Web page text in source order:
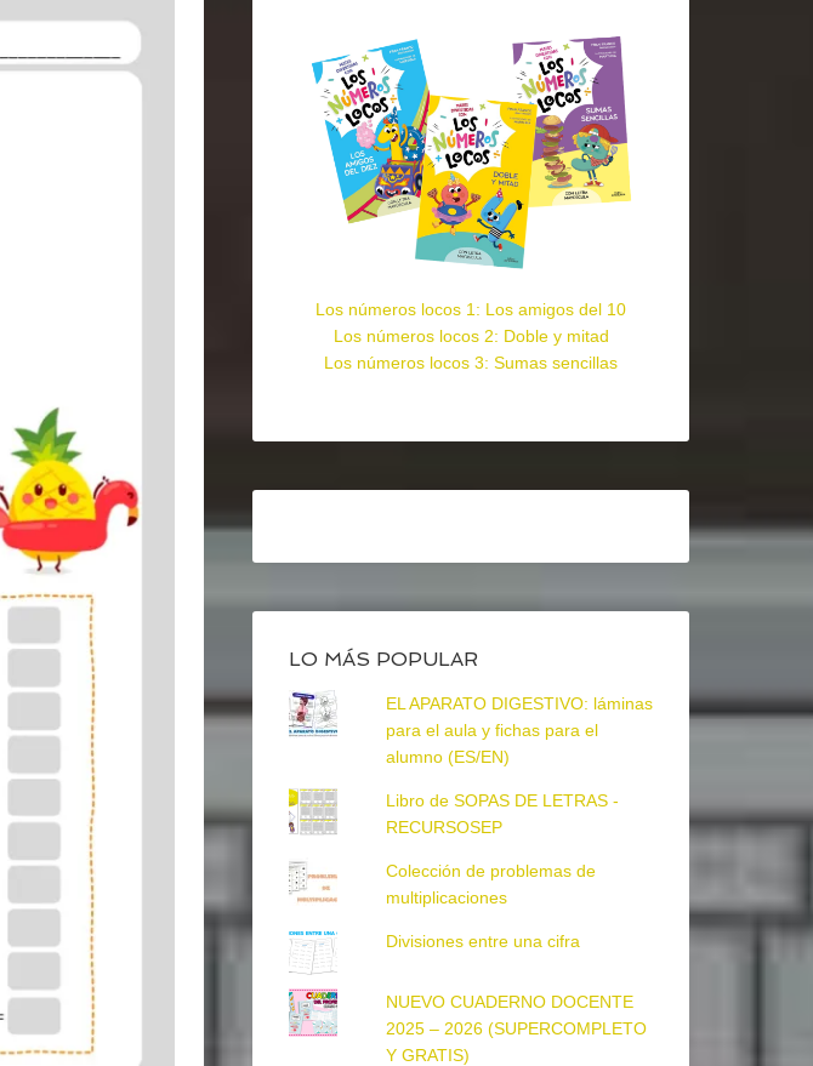
Los números locos 1: Los amigos del 10
Los números locos 2: Doble y mitad
Los números locos 3: Sumas sencillas
LO MÁS POPULAR
EL APARATO DIGESTIVO: láminas
para el aula y fichas para el
alumno (ES/EN)
Libro de SOPAS DE LETRAS -
RECURSOSEP
Colección de problemas de
multiplicaciones
Divisiones entre una cifra
NUEVO CUADERNO DOCENTE
2025 – 2026 (SUPERCOMPLETO
Y GRATIS)